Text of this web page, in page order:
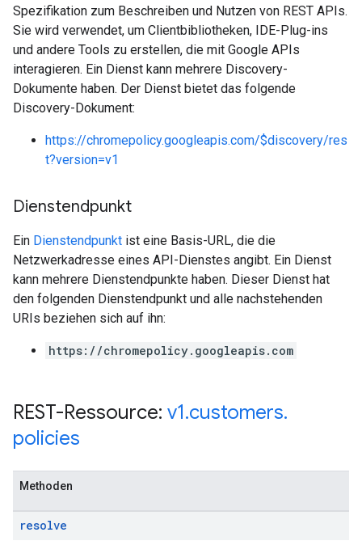
Spezifikation zum Beschreiben und Nutzen von REST APIs.
Sie wird verwendet, um Clientbibliotheken, IDE-Plug-ins
und andere Tools zu erstellen, die mit Google APIs
interagieren. Ein Dienst kann mehrere Discovery-
Dokumente haben. Der Dienst bietet das folgende
Discovery-Dokument:
https://chromepolicy.googleapis.com/$discovery/res
t?version=v1
Dienstendpunkt
Ein Dienstendpunkt ist eine Basis-URL, die die
Netzwerkadresse eines API-Dienstes angibt. Ein Dienst
kann mehrere Dienstendpunkte haben. Dieser Dienst hat
den folgenden Dienstendpunkt und alle nachstehenden
URIs beziehen sich auf ihn:
https://chromepolicy.googleapis.com
REST-Ressource: v1.customers.
policies
Methoden
resolve